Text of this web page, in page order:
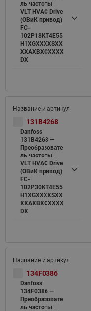
ль частоты
VLT HVAC Drive
(ОВиК привод)
FC-
102P18KT4E55
H1XGXXXXSXX
XXAXBXCXXXX
DX
131B4268
Danfoss
131B4268 —
Преобразовате
ль частоты
VLT HVAC Drive
(ОВиК привод)
FC-
102P30KT4E55
H1XGXXXXSXX
XXAXBXCXXXX
DX
134F0386
Danfoss
134F0386 —
Преобразовате
ль частоты